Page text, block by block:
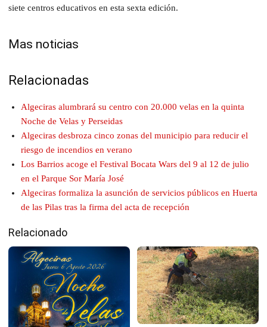
siete centros educativos en esta sexta edición.
Mas noticias
Relacionadas
Algeciras alumbrará su centro con 20.000 velas en la quinta
Noche de Velas y Perseidas
Algeciras desbroza cinco zonas del municipio para reducir el
riesgo de incendios en verano
Los Barrios acoge el Festival Bocata Wars del 9 al 12 de julio
en el Parque Sor María José
Algeciras formaliza la asunción de servicios públicos en Huerta
de las Pilas tras la firma del acta de recepción
Relacionado